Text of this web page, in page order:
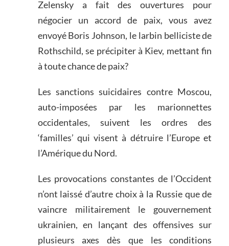
Zelensky a fait des ouvertures pour
négocier un accord de paix, vous avez
envoyé Boris Johnson, le larbin belliciste de
Rothschild, se précipiter à Kiev, mettant fin
à toute chance de paix?
Les sanctions suicidaires contre Moscou,
auto-imposées par les marionnettes
occidentales, suivent les ordres des
‘familles’ qui visent à détruire l’Europe et
l’Amérique du Nord.
Les provocations constantes de l’Occident
n’ont laissé d’autre choix à la Russie que de
vaincre militairement le gouvernement
ukrainien, en lançant des offensives sur
plusieurs axes dès que les conditions